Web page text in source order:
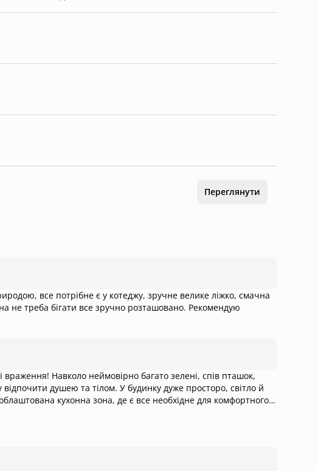
Переглянути
все потрібне є у котеджу, зручне велике ліжко, смачна
не треба бігати все зручно розташовано. Рекомендую
спів пташок,
душею та тілом. У будинку дуже просторо, світло й
кухонна зона, де є все необхідне для комфортного
та комфортні вуличні меблі створюють особливу атмосферу
Особливе задоволення подарував чан - справжній релакс
серця рекомендую всім, хто цінує красу природи та